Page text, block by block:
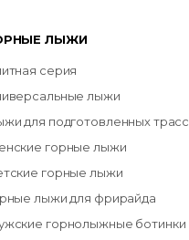
ЛЫЖИ
серия
лыжи
для подготовленных трасс
горные лыжи
горные лыжи
лыжи для фрирайда
горнолыжные ботинки